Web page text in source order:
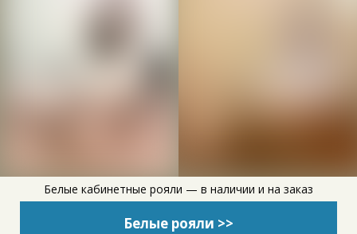
Белые кабинетные рояли — в наличии и на заказ
Белые рояли >>